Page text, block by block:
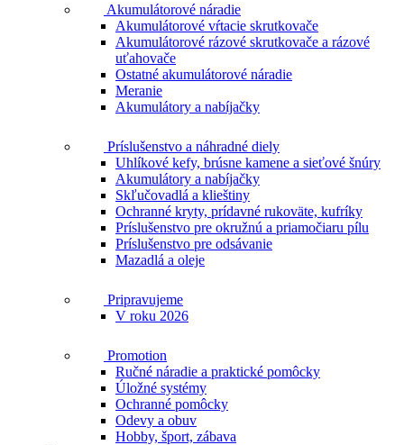
Akumulátorové náradie
Akumulátorové vŕtacie skrutkovače
Akumulátorové rázové skrutkovače a rázové
uťahovače
Ostatné akumulátorové náradie
Meranie
Akumulátory a nabíjačky
Príslušenstvo a náhradné diely
Uhlíkové kefy, brúsne kamene a sieťové šnúry
Akumulátory a nabíjačky
Skľučovadlá a klieštiny
Ochranné kryty, prídavné rukoväte, kufríky
Príslušenstvo pre okružnú a priamočiaru pílu
Príslušenstvo pre odsávanie
Mazadlá a oleje
Pripravujeme
V roku 2026
Promotion
Ručné náradie a praktické pomôcky
Úložné systémy
Ochranné pomôcky
Odevy a obuv
Hobby, šport, zábava